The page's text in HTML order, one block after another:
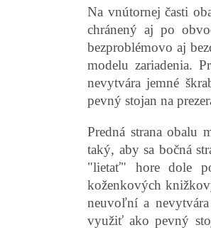
Na vnútornej časti
chránený aj po
bezproblémovo aj
modelu zariadenia.
nevytvára jemné
pevný stojan na
Predná strana obalu
taký, aby sa bočná
"lietať" hore dole
koženkových
neuvoľní a
využiť ako pevný